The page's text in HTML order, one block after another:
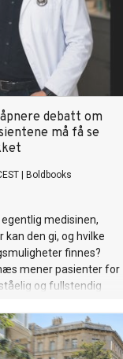
debatt om
må få se
Boldbooks
medisinen,
kan den gi, og hvilke
finnes?
mener pasienter for
og fullstendig
bedring gjennom
undervurdert,
med begynnende